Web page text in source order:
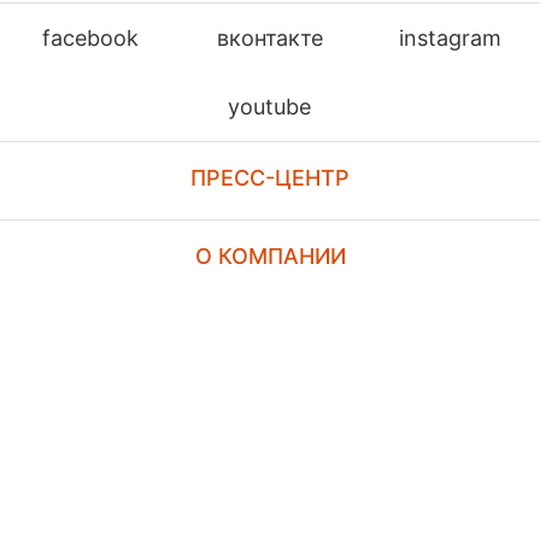
facebook вконтакте instagram
youtube
ПРЕСС-ЦЕНТР
О КОМПАНИИ